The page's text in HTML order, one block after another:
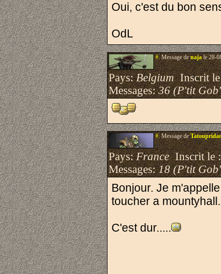
Oui, c'est du bon
OdL
#.Message denajale 28-
Pays:BelgiumInscrit
Messages:36 (P'tit
#.Message de
Pays:FranceInscrit le
Messages:18 (P'tit
Bonjour. Je
toucher a
C'est dur.....